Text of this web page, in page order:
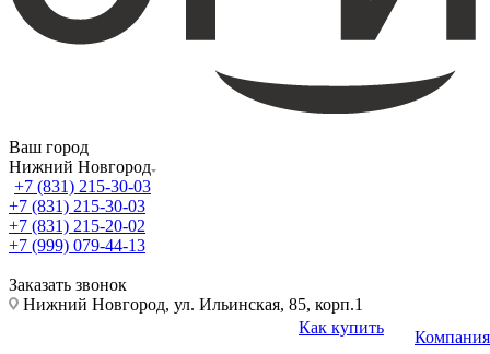
Ваш город
Нижний Новгород
+7 (831) 215-30-03
+7 (831) 215-30-03
+7 (831) 215-20-02
+7 (999) 079-44-13
Заказать звонок
Нижний Новгород, ул. Ильинская, 85, корп.1
Как купить
Компания